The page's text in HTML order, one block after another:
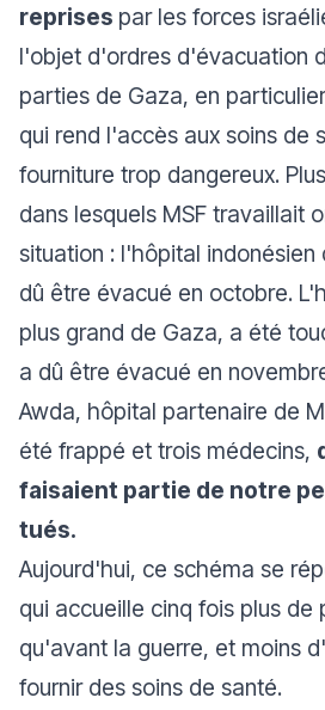
reprises par les forces
l'objet d'ordres d'évacuation
parties de Gaza, en
qui rend l'accès aux soins de
fourniture trop dangereux.
dans lesquels MSF travaillait
situation : l'hôpital indonésien
dû être évacué en octobre.
plus grand de Gaza, a été
a dû être évacué en
Awda, hôpital partenaire de
été frappé et trois médecins,
faisaient partie de notre
tués.
Aujourd'hui, ce schéma se
qui accueille cinq fois plus de
qu'avant la guerre, et moins
fournir des soins de santé.